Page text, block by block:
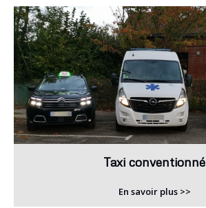
Taxi conventionné
En savoir plus >>